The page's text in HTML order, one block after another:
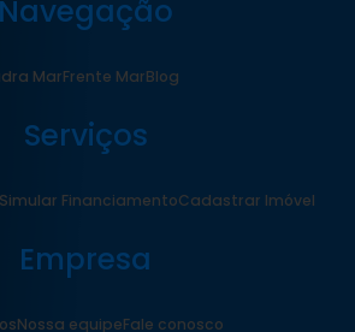
Navegação
MarFrente MarBlog
Serviços
Simular FinanciamentoCadastrar Imóvel
Empresa
Nossa equipeFale conosco